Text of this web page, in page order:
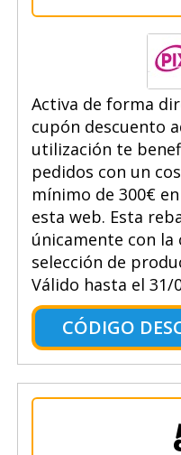
Activa de forma
cupón descuento
utilización te
pedidos con un
mínimo de 300€
esta web. Esta
únicamente con la
selección de
Válido hasta el 31/
CÓDIGO